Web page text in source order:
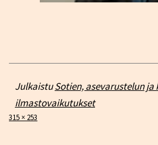
JulkaistuSotien, asevarustelun ja
ilmastovaikutukset
Täysikokoinen
315 × 253